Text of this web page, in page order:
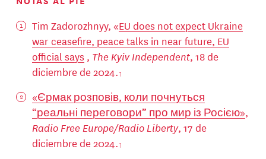
Tim Zadorozhnyy, «EU does not expect Ukraine
war ceasefire, peace talks in near future, EU
official says , The Kyiv Independent, 18 de
diciembre de 2024.
«Єрмак розповів, коли почнуться
“реальні переговори” про мир із Росією»,
Radio Free Europe/Radio Liberty, 17 de
diciembre de 2024.